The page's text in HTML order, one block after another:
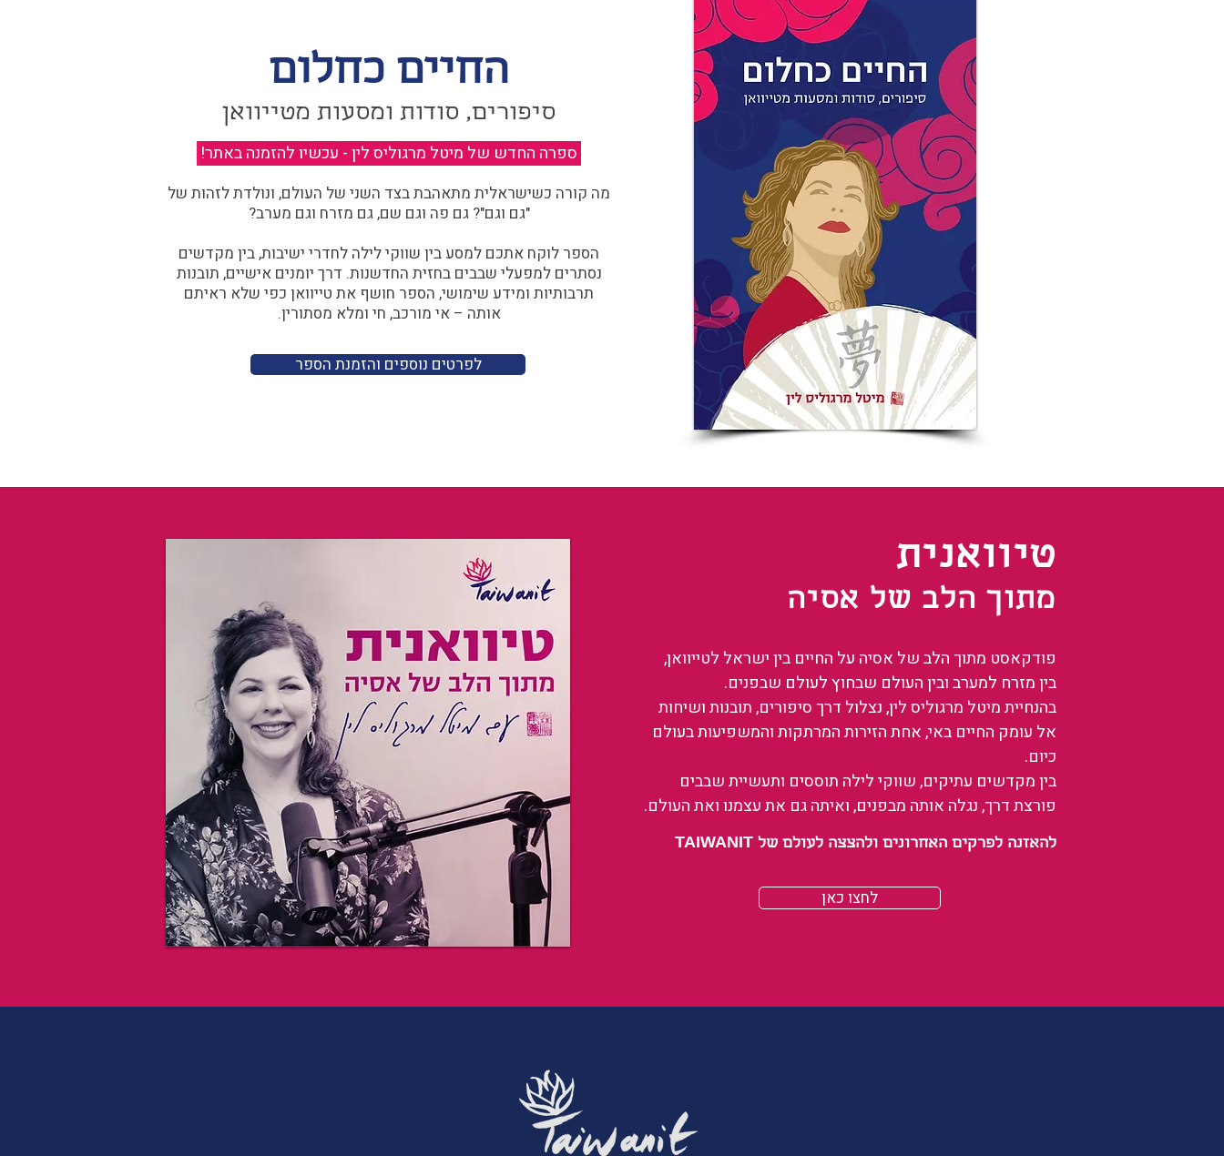
החיים כחלום
סיפורים, סודות ומסעות מטייוואן
ספרה החדש של מיטל מרגוליס לין - עכשיו להזמנה באתר!
מה קורה כשישראלית מתאהבת בצד השני של העולם, ונולדת לזהות של
"גם וגם"? גם פה וגם שם, גם מזרח וגם מערב?​​
הספר לוקח אתכם למסע בין שווקי לילה לחדרי ישיבות, בין מקדשים
נסתרים למפעלי שבבים בחזית החדשנות. דרך יומנים אישיים, תובנות
תרבותיות ומידע שימושי, הספר חושף את טייוואן כפי שלא ראיתם
אותה – אי מורכב, חי ומלא מסתורין.
לפרטים נוספים והזמנת הספר
טיוואנית
מתוך הלב של אסיה
פודקאסט מתוך הלב של אסיה על החיים בין ישראל לטייוואן,
בין מזרח למערב ובין העולם שבחוץ לעולם שבפנים.
בהנחיית מיטל מרגוליס לין, נצלול דרך סיפורים, תובנות ושיחות
אל עומק החיים באי, אחת הזירות המרתקות והמשפיעות בעולם
כיום.
בין מקדשים עתיקים, שווקי לילה תוססים ותעשיית שבבים
פורצת דרך, נגלה אותה מבפנים, ואיתה גם את עצמנו ואת העולם.
להאזנה לפרקים האחרונים ולהצצה לעולם של TAIWANIT
לחצו כאן